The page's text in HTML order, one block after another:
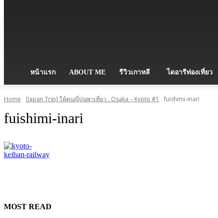
หน้าแรก ABOUT ME รีวิวเกาหลี ไดอารีท่องเที่ยว
Home [Japan Trip] ให้คนญี่ปุ่นพาเที่ยว : Osaka – Kyoto #1 fuishimi-inari
fuishimi-inari
MOST READ